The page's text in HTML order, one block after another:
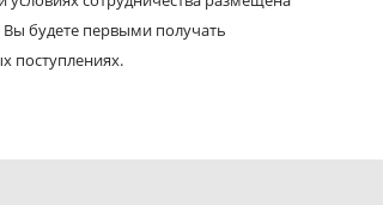
будете первыми получать
поступлениях.